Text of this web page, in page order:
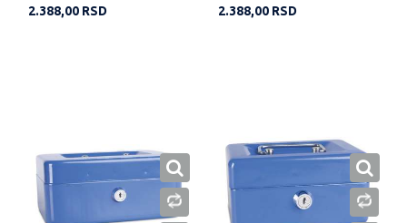
2.388,00 RSD 2.388,00 RSD